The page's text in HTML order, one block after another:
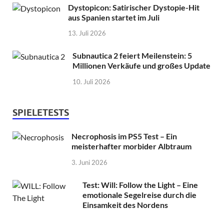
Dystopicon: Satirischer Dystopie-Hit
aus Spanien startet im Juli
13. Juli 2026
Subnautica 2 feiert Meilenstein: 5
Millionen Verkäufe und großes Update
10. Juli 2026
SPIELETESTS
Necrophosis im PS5 Test – Ein
meisterhafter morbider Albtraum
3. Juni 2026
Test: Will: Follow the Light – Eine
emotionale Segelreise durch die
Einsamkeit des Nordens